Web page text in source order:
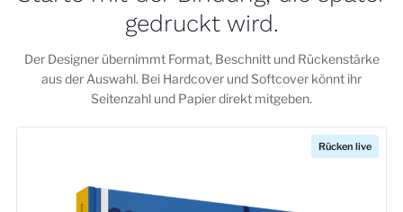
gedruckt wird.
Der Designer übernimmt Format, Beschnitt und Rückenstärke
aus der Auswahl. Bei Hardcover und Softcover könnt ihr
Seitenzahl und Papier direkt mitgeben.
Rücken live